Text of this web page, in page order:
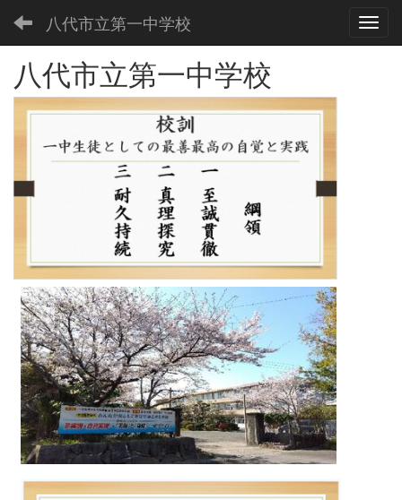
八代市立第一中学校
八代市立第一中学校